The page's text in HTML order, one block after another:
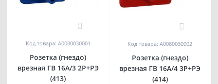
0
Код товара: A0080030001
Розетка (гнездо)
врезная ГВ 16А/3 2Р+РЭ
(413)
0
Код товара: A0080030002
Розетка (гнездо)
врезная ГВ 16А/4 3Р+РЭ
(414)